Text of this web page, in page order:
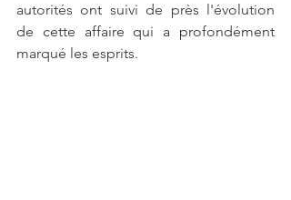
autorités ont suivi de près l'évolution
de cette affaire qui a profondément
marqué les esprits.